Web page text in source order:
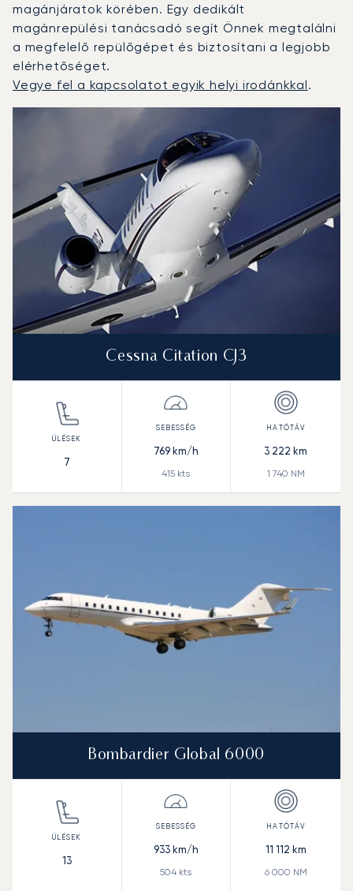
magánjáratok körében. Egy dedikált
magánrepülési tanácsadó segít Önnek megtalálni
a megfelelő repülőgépet és biztosítani a legjobb
elérhetőséget.
Vegye fel a kapcsolatot egyik helyi irodánkkal.
Repülőgép-típus
Sebesség (csomó)
Cessna Citation CJ3
7
769km/h
415 kts
3 222 km
1 740 NM
Bombardier Global 6000
13
933km/h
504 kts
11 112 km
6 000 NM